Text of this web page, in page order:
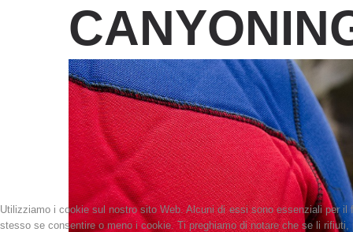
Utilizziamo i cookie sul nostro sito Web. Alcuni di essi sono essenziali per
stesso se consentire o meno i cookie. Ti preghiamo di notare che se li